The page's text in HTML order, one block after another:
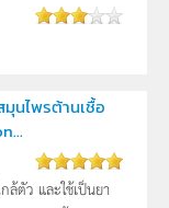
นไพรต้านเชื้อ
ล้ตัว และใช้เป็นยา